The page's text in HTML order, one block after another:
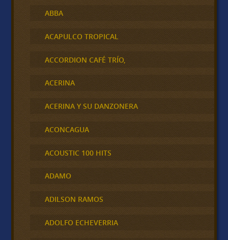
ABBA
ACAPULCO TROPICAL
ACCORDION CAFÉ TRÍO,
ACERINA
ACERINA Y SU DANZONERA
ACONCAGUA
ACOUSTIC 100 HITS
ADAMO
ADILSON RAMOS
ADOLFO ECHEVERRIA